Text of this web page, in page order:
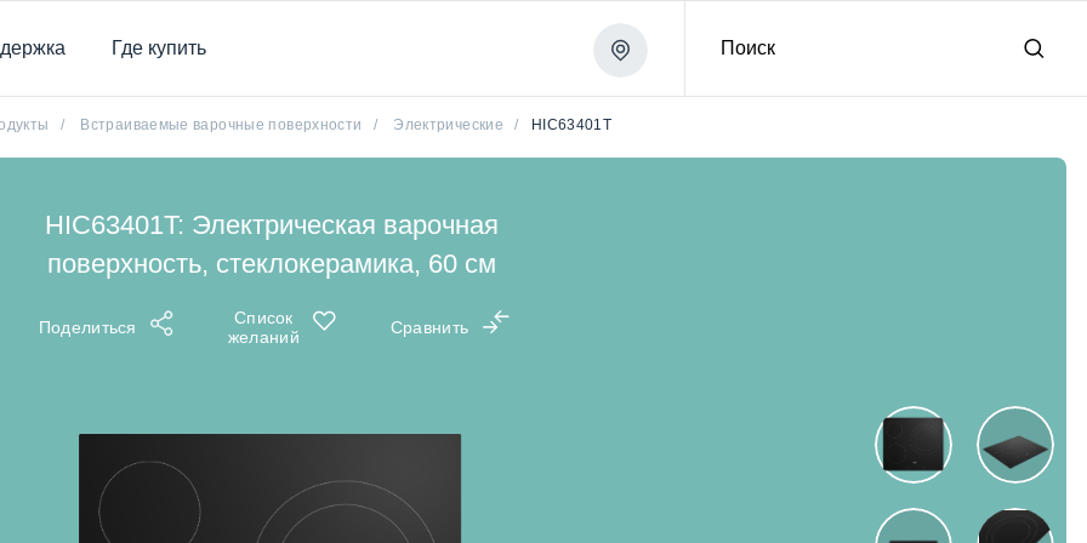
Где купить Поиск
/ Встраиваемые варочные поверхности / Электрические / HIC63401T
HIC63401T: Электрическая варочная
поверхность, стеклокерамика, 60 см
Поделиться
Список
желаний
Сравнить